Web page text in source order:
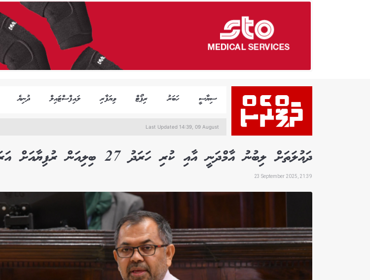
ސިޔާސީ ހަބަރު ރިޕޯޓް ވިޔަފާރި ލައިފްސްޓައިލް ދުނިޔެ
Last Updated 14:39, 09 August
ދައުލަތަށް ލިބުނު އާމްދަނީ އާއި ކުރި ހަރަދު 27 ބިލިއަން ރުފިޔާއަށް އަރައިފި
23 September 2025, 21:39